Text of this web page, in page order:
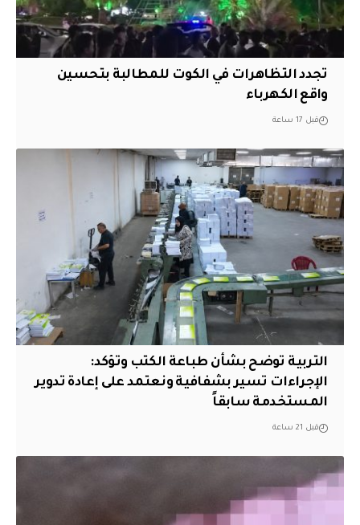
تجدد التظاهرات في الكوت للمطالبة بتحسين
واقع الكهرباء
قبل 17 ساعة
التربية توضح بشأن طباعة الكتب وتؤكد:
الإجراءات تسير بشفافية ونعتمد على إعادة تدوير
المستخدمة سابقاً
قبل 21 ساعة